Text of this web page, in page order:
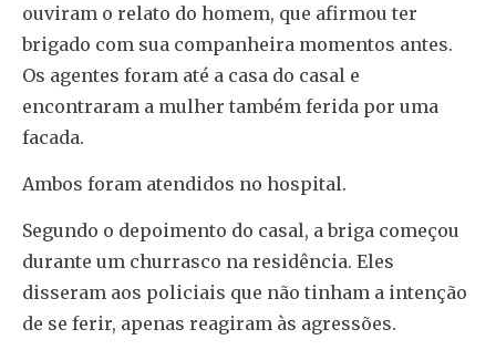
ouviram o relato do homem, que afirmou ter
brigado com sua companheira momentos antes.
Os agentes foram até a casa do casal e
encontraram a mulher também ferida por uma
facada.
Ambos foram atendidos no hospital.
Segundo o depoimento do casal, a briga começou
durante um churrasco na residência. Eles
disseram aos policiais que não tinham a intenção
de se ferir, apenas reagiram às agressões.